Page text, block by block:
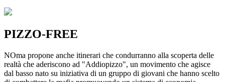
PIZZO-FREE
NOma propone anche itinerari che condurranno alla scoperta delle
realtà che aderiscono ad "Addiopizzo", un movimento che agisce
dal basso nato su iniziativa di un gruppo di giovani che hanno scelto